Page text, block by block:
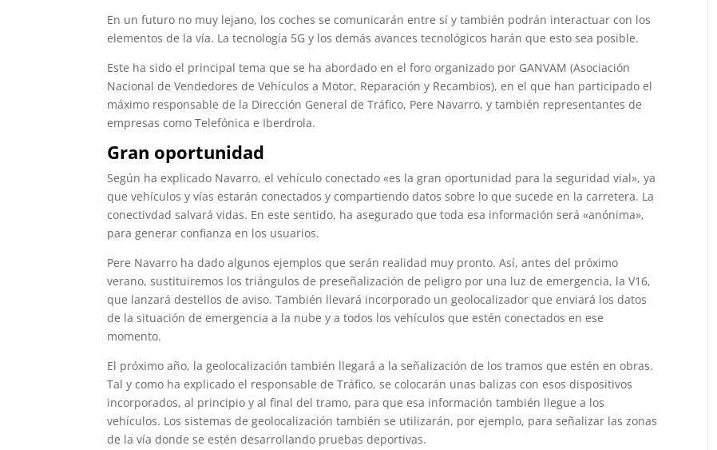
En un futuro no muy lejano, los coches se comunicarán entre sí y también podrán interactuar con los
elementos de la vía. La tecnología 5G y los demás avances tecnológicos harán que esto sea posible.
Este ha sido el principal tema que se ha abordado en el foro organizado por GANVAM (Asociación
Nacional de Vendedores de Vehículos a Motor, Reparación y Recambios), en el que han participado el
máximo responsable de la Dirección General de Tráfico, Pere Navarro, y también representantes de
empresas como Telefónica e Iberdrola.
Gran oportunidad
Según ha explicado Navarro, el vehículo conectado «es la gran oportunidad para la seguridad vial», ya
que vehículos y vías estarán conectados y compartiendo datos sobre lo que sucede en la carretera. La
conectivdad salvará vidas. En este sentido, ha asegurado que toda esa información será «anónima»,
para generar confianza en los usuarios.
Pere Navarro ha dado algunos ejemplos que serán realidad muy pronto. Así, antes del próximo
verano, sustituiremos los triángulos de preseñalización de peligro por una luz de emergencia, la V16,
que lanzará destellos de aviso. También llevará incorporado un geolocalizador que enviará los datos
de la situación de emergencia a la nube y a todos los vehículos que estén conectados en ese
momento.
El próximo año, la geolocalización también llegará a la señalización de los tramos que estén en obras.
Tal y como ha explicado el responsable de Tráfico, se colocarán unas balizas con esos dispositivos
incorporados, al principio y al final del tramo, para que esa información también llegue a los
vehículos. Los sistemas de geolocalización también se utilizarán, por ejemplo, para señalizar las zonas
de la vía donde se estén desarrollando pruebas deportivas.